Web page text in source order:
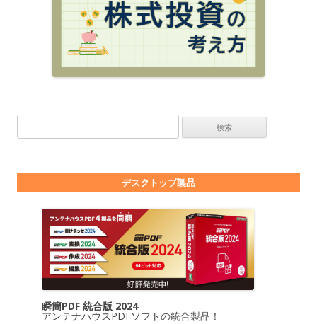
デスクトップ製品
瞬簡PDF 統合版 2024
アンテナハウスPDFソフトの統合製品！